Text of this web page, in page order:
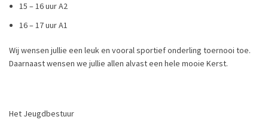
15 – 16 uur A2
16 – 17 uur A1
Wij wensen jullie een leuk en vooral sportief onderling toernooi toe.
Daarnaast wensen we jullie allen alvast een hele mooie Kerst.
Het Jeugdbestuur